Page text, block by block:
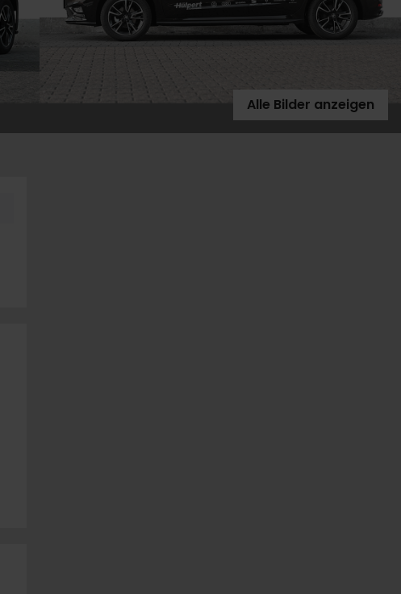
Alle Bilder anzeigen